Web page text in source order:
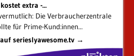
kostet extra -...
Die Verbraucherzentrale
für Prime-Kund:innen...
serieslyawesome.tv →